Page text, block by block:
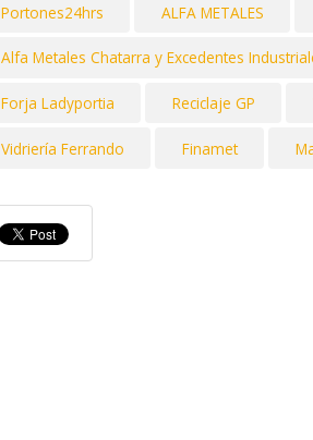
Portones24hrs ALFA METALES
Alfa Metales Chatarra y Excedentes
Forja Ladyportia Reciclaje GP
Vidriería Ferrando Finamet